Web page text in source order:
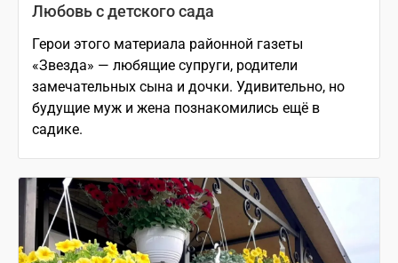
Любовь с детского сада
Герои этого материала районной газеты
«Звезда» — любящие супруги, родители
замечательных сына и дочки. Удивительно, но
будущие муж и жена познакомились ещё в
садике.